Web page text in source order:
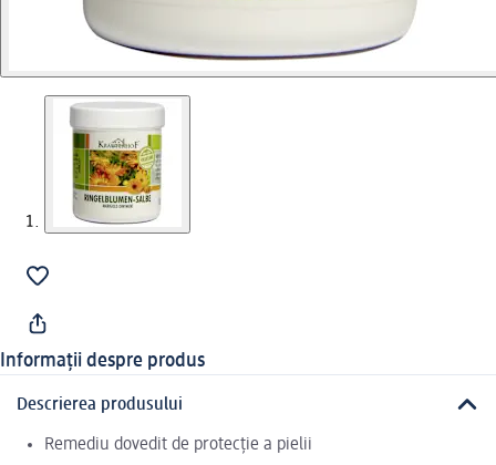
Informații despre produs
Descrierea produsului
Remediu dovedit de protecție a pielii